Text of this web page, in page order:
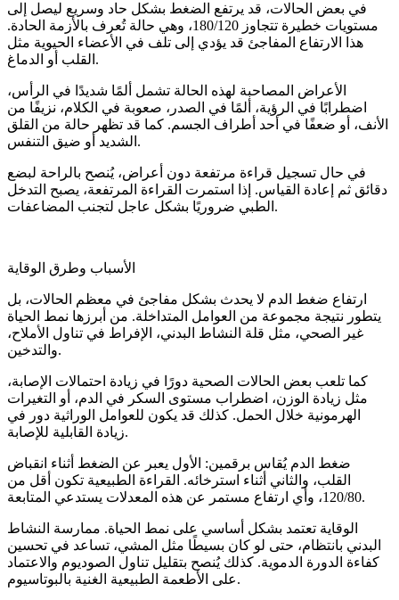
في بعض الحالات، قد يرتفع الضغط بشكل حاد وسريع ليصل إلى
مستويات خطيرة تتجاوز 180/120، وهي حالة تُعرف بالأزمة الحادة.
هذا الارتفاع المفاجئ قد يؤدي إلى تلف في الأعضاء الحيوية مثل
القلب أو الدماغ.
الأعراض المصاحبة لهذه الحالة تشمل ألمًا شديدًا في الرأس،
اضطرابًا في الرؤية، ألمًا في الصدر، صعوبة في الكلام، نزيفًا من
الأنف، أو ضعفًا في أحد أطراف الجسم. كما قد تظهر حالة من القلق
الشديد أو ضيق التنفس.
في حال تسجيل قراءة مرتفعة دون أعراض، يُنصح بالراحة لبضع
دقائق ثم إعادة القياس. إذا استمرت القراءة المرتفعة، يصبح التدخل
الطبي ضروريًا بشكل عاجل لتجنب المضاعفات.
الأسباب وطرق الوقاية
ارتفاع ضغط الدم لا يحدث بشكل مفاجئ في معظم الحالات، بل
يتطور نتيجة مجموعة من العوامل المتداخلة. من أبرزها نمط الحياة
غير الصحي، مثل قلة النشاط البدني، الإفراط في تناول الأملاح،
والتدخين.
كما تلعب بعض الحالات الصحية دورًا في زيادة احتمالات الإصابة،
مثل زيادة الوزن، اضطراب مستوى السكر في الدم، أو التغيرات
الهرمونية خلال الحمل. كذلك قد يكون للعوامل الوراثية دور في
زيادة القابلية للإصابة.
ضغط الدم يُقاس برقمين: الأول يعبر عن الضغط أثناء انقباض
القلب، والثاني أثناء استرخائه. القراءة الطبيعية تكون أقل من
120/80، وأي ارتفاع مستمر عن هذه المعدلات يستدعي المتابعة.
الوقاية تعتمد بشكل أساسي على نمط الحياة. ممارسة النشاط
البدني بانتظام، حتى لو كان بسيطًا مثل المشي، تساعد في تحسين
كفاءة الدورة الدموية. كذلك يُنصح بتقليل تناول الصوديوم والاعتماد
على الأطعمة الطبيعية الغنية بالبوتاسيوم.